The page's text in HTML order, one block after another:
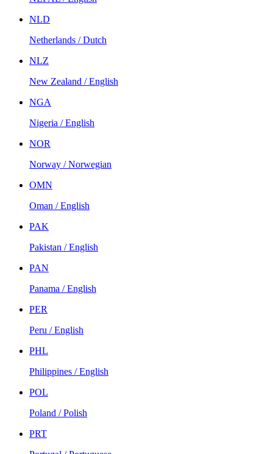
NLD
Netherlands / Dutch
NLZ
New Zealand / English
NGA
Nigeria / English
NOR
Norway / Norwegian
OMN
Oman / English
PAK
Pakistan / English
PAN
Panama / English
PER
Peru / English
PHL
Philippines / English
POL
Poland / Polish
PRT